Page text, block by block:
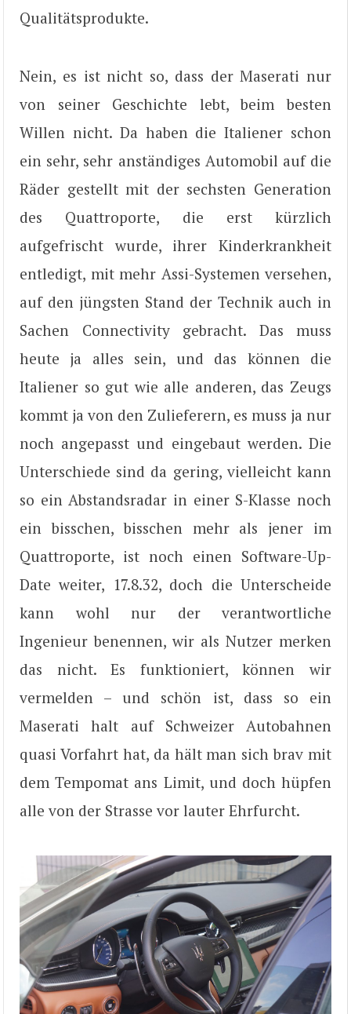
Qualitätsprodukte.
Nein, es ist nicht so, dass der Maserati nur
von seiner Geschichte lebt, beim besten
Willen nicht. Da haben die Italiener schon
ein sehr, sehr anständiges Automobil auf die
Räder gestellt mit der sechsten Generation
des Quattroporte, die erst kürzlich
aufgefrischt wurde, ihrer Kinderkrankheit
entledigt, mit mehr Assi-Systemen versehen,
auf den jüngsten Stand der Technik auch in
Sachen Connectivity gebracht. Das muss
heute ja alles sein, und das können die
Italiener so gut wie alle anderen, das Zeugs
kommt ja von den Zulieferern, es muss ja nur
noch angepasst und eingebaut werden. Die
Unterschiede sind da gering, vielleicht kann
so ein Abstandsradar in einer S-Klasse noch
ein bisschen, bisschen mehr als jener im
Quattroporte, ist noch einen Software-Up-
Date weiter, 17.8.32, doch die Unterscheide
kann wohl nur der verantwortliche
Ingenieur benennen, wir als Nutzer merken
das nicht. Es funktioniert, können wir
vermelden – und schön ist, dass so ein
Maserati halt auf Schweizer Autobahnen
quasi Vorfahrt hat, da hält man sich brav mit
dem Tempomat ans Limit, und doch hüpfen
alle von der Strasse vor lauter Ehrfurcht.